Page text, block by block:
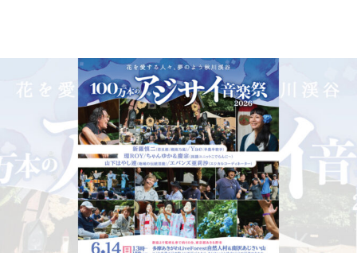
ー
ン
“夏”
ヨ
ル
イ
チ
2026──
出
演
者